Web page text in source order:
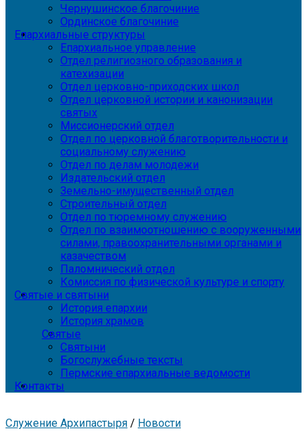
Чернушинское благочиние
Ординское благочиние
Епархиальные структуры
Епархиальное управление
Отдел религиозного образования и
катехизации
Отдел церковно-приходских школ
Отдел церковной истории и канонизации
святых
Миссионерский отдел
Отдел по церковной благотворительности и
социальному служению
Отдел по делам молодежи
Издательский отдел
Земельно-имущественный отдел
Строительный отдел
Отдел по тюремному служению
Отдел по взаимоотношению с вооруженными
силами, правоохранительными органами и
казачеством
Паломнический отдел
Комиссия по физической культуре и спорту
Святые и святыни
История епархии
История храмов
Святые
Святыни
Богослужебные тексты
Пермские епархиальные ведомости
Контакты
Служение Архипастыря / Новости